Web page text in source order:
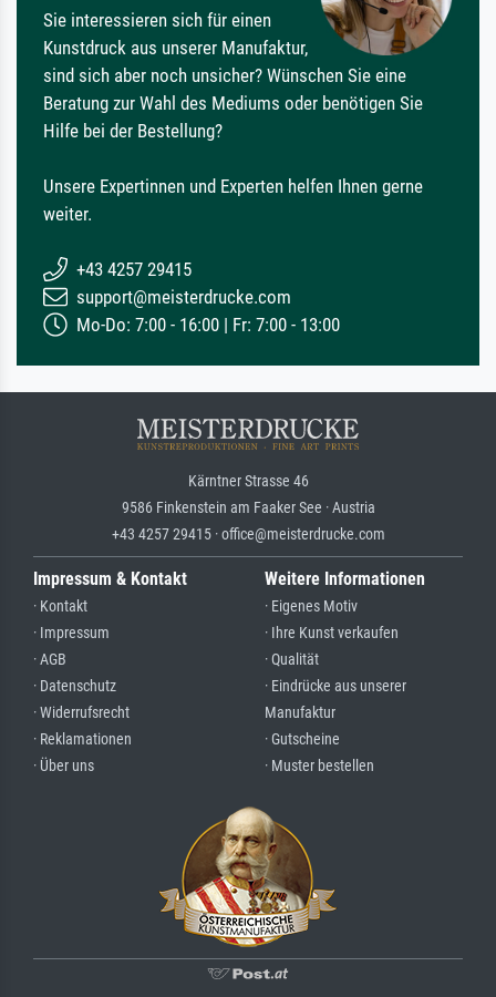
Sie interessieren sich für einen
Kunstdruck aus unserer Manufaktur,
sind sich aber noch unsicher? Wünschen Sie eine
Beratung zur Wahl des Mediums oder benötigen Sie
Hilfe bei der Bestellung?
Unsere Expertinnen und Experten helfen Ihnen gerne
weiter.
+43 4257 29415
support@meisterdrucke.com
Mo-Do: 7:00 - 16:00 | Fr: 7:00 - 13:00
Kärntner Strasse 46
9586 Finkenstein am Faaker See · Austria
+43 4257 29415 · office@meisterdrucke.com
Impressum & Kontakt
· Kontakt
· Impressum
· AGB
· Datenschutz
· Widerrufsrecht
· Reklamationen
· Über uns
Weitere Informationen
· Eigenes Motiv
· Ihre Kunst verkaufen
· Qualität
· Eindrücke aus unserer
Manufaktur
· Gutscheine
· Muster bestellen